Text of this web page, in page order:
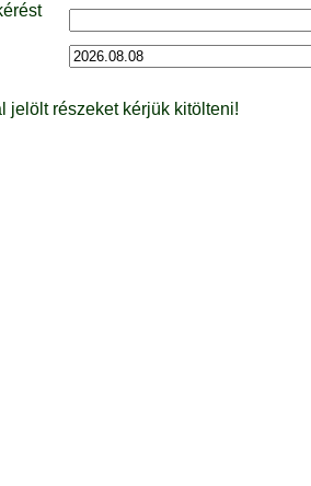
jelölt részeket kérjük kitölteni!